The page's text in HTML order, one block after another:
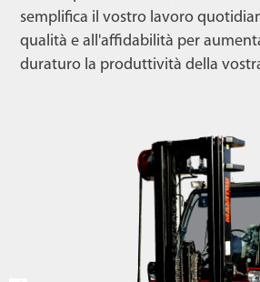
semplifica il vostro lavoro
qualità e all'affidabilità per
duraturo la produttività della